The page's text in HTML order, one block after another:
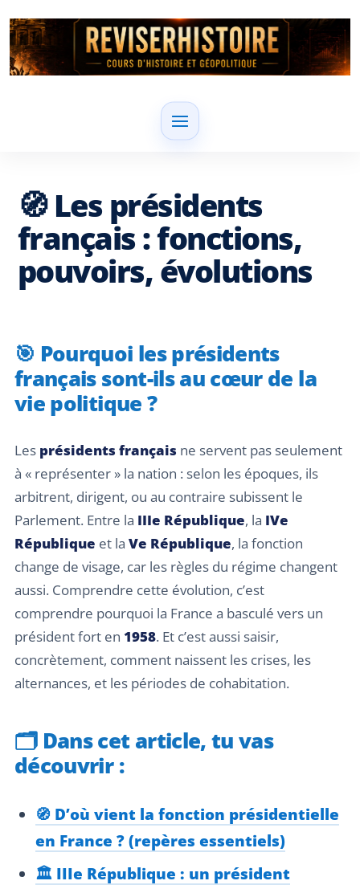
🧭 Les présidents
français : fonctions,
pouvoirs, évolutions
🎯 Pourquoi les présidents
français sont-ils au cœur de la
vie politique ?
Les présidents français ne servent pas seulement
à « représenter » la nation : selon les époques, ils
arbitrent, dirigent, ou au contraire subissent le
Parlement. Entre la IIIe République, la IVe
République et la Ve République, la fonction
change de visage, car les règles du régime changent
aussi. Comprendre cette évolution, c’est
comprendre pourquoi la France a basculé vers un
président fort en 1958. Et c’est aussi saisir,
concrètement, comment naissent les crises, les
alternances, et les périodes de cohabitation.
🗂️ Dans cet article, tu vas
découvrir :
🧭 D’où vient la fonction présidentielle
en France ? (repères essentiels)
🏛️ IIIe République : un président